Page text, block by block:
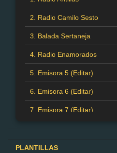
2. Radio Camilo Sesto
3. Balada Sertaneja
4. Radio Enamorados
5. Emisora 5 (Editar)
6. Emisora 6 (Editar)
7. Emisora 7 (Editar)
PLANTILLAS